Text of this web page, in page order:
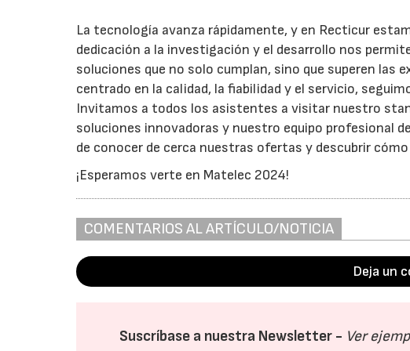
La tecnología avanza rápidamente, y en Recticur
dedicación a la investigación y el desarrollo nos
soluciones que no solo cumplan, sino que superen
centrado en la calidad, la fiabilidad y el servicio,
Invitamos a todos los asistentes a visitar nuestro
soluciones innovadoras y nuestro equipo profesional
de conocer de cerca nuestras ofertas y descubrir
¡Esperamos verte en Matelec 2024!
COMENTARIOS AL ARTÍCULO/NOTICIA
Deja un
Suscríbase a nuestra Newsletter - Ver